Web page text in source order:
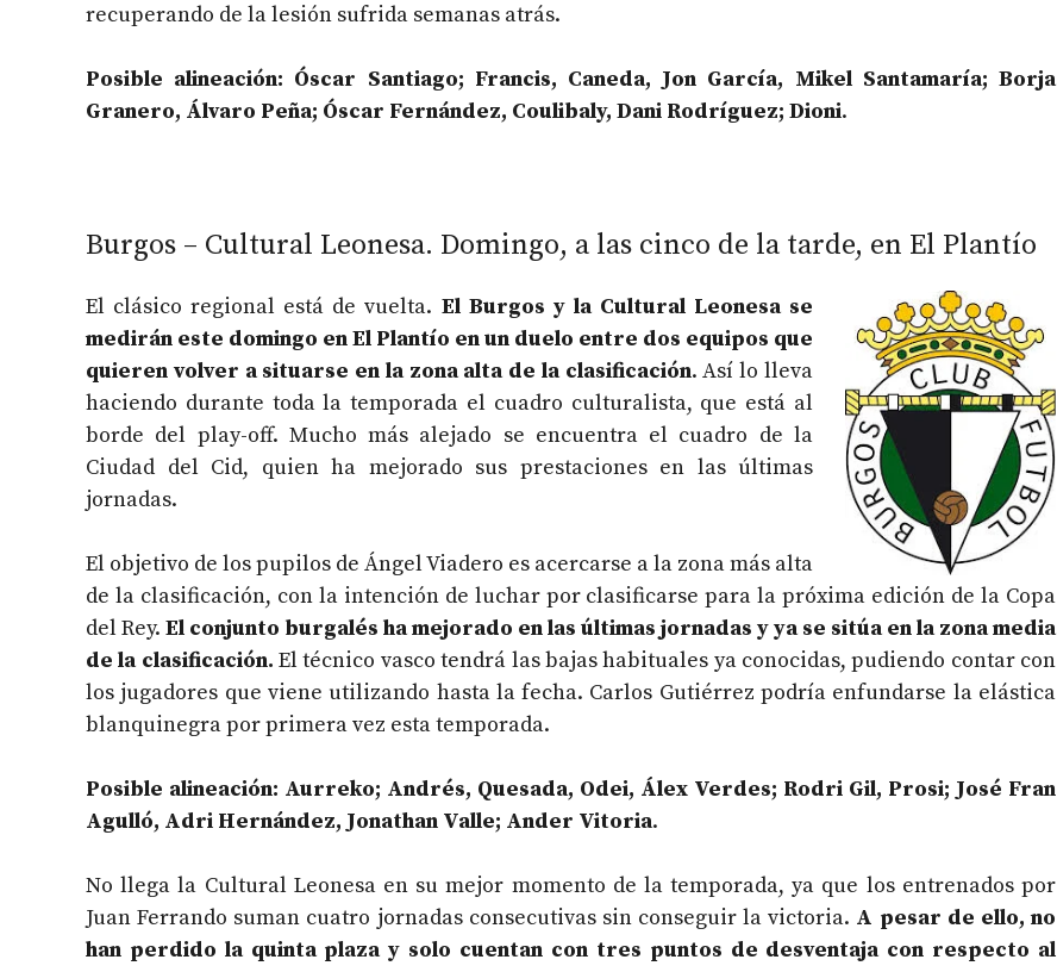
recuperando de la lesión sufrida semanas atrás.
Posible alineación: Óscar Santiago; Francis, Caneda, Jon García, Mikel Santamaría; Borja
Granero, Álvaro Peña; Óscar Fernández, Coulibaly, Dani Rodríguez; Dioni.
Burgos – Cultural Leonesa. Domingo, a las cinco de la tarde, en El Plantío
El clásico regional está de vuelta. El Burgos y la Cultural Leonesa se
medirán este domingo en El Plantío en un duelo entre dos equipos que
quieren volver a situarse en la zona alta de la clasificación. Así lo lleva
haciendo durante toda la temporada el cuadro culturalista, que está al
borde del play-off. Mucho más alejado se encuentra el cuadro de la
Ciudad del Cid, quien ha mejorado sus prestaciones en las últimas
jornadas.
El objetivo de los pupilos de Ángel Viadero es acercarse a la zona más alta
de la clasificación, con la intención de luchar por clasificarse para la próxima edición de la Copa
del Rey. El conjunto burgalés ha mejorado en las últimas jornadas y ya se sitúa en la zona media
de la clasificación. El técnico vasco tendrá las bajas habituales ya conocidas, pudiendo contar con
los jugadores que viene utilizando hasta la fecha. Carlos Gutiérrez podría enfundarse la elástica
blanquinegra por primera vez esta temporada.
Posible alineación: Aurreko; Andrés, Quesada, Odei, Álex Verdes; Rodri Gil, Prosi; José Fran
Agulló, Adri Hernández, Jonathan Valle; Ander Vitoria.
No llega la Cultural Leonesa en su mejor momento de la temporada, ya que los entrenados por
Juan Ferrando suman cuatro jornadas consecutivas sin conseguir la victoria. A pesar de ello, no
han perdido la quinta plaza y solo cuentan con tres puntos de desventaja con respecto al